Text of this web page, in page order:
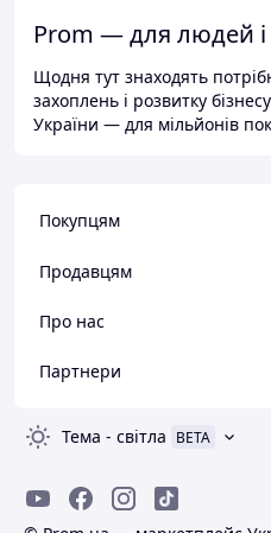
Prom — для людей і
Щодня тут знаходять
захоплень і розвитку
України — для мільйонів
Покупцям
Продавцям
Про нас
Партнери
Тема - світла BETA